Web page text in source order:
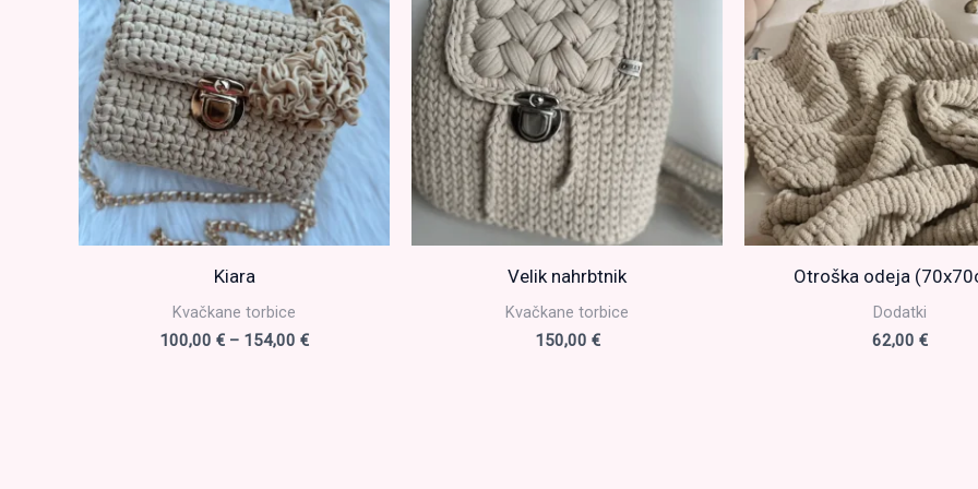
Kiara
Kvačkane torbice
100,00 € – 154,00 €Cenovni
Velik nahrbtnik
Kvačkane torbice
150,00 €
Otroška odeja
Dodatki
62,00 €